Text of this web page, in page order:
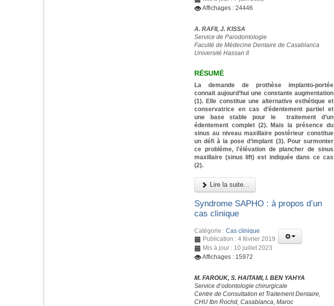
Affichages : 24446
A. RAFII, J. KISSA
Service de Parodontologie
Faculté de Médecine Dentaire de Casablanca
Université Hassan II
RÉSUMÉ
La demande de prothèse implanto-portée
connait aujourd’hui une constante augmentation
(1). Elle constitue une alternative esthétique et
conservatrice en cas d’édentement partiel et
une base stable pour le traitement d’un
édentement complet (2). Mais la présence du
sinus au niveau maxillaire postérieur constitue
un défi à la pose d’implant (3). Pour surmonter
ce problème, l'élévation de plancher de sinus
maxillaire (sinus lift) est indiquée dans ce cas
(2).
Lire la suite...
Syndrome SAPHO : à propos d’un
cas clinique
Catégorie : Cas clinique
Publication : 4 février 2019
Mis à jour : 10 juillet 2023
Affichages : 15972
M. FAROUK, S. HAITAMI, I. BEN YAHYA
Service d’odontologie chirurgicale
Centre de Consultation et Traitement Dentaire,
CHU Ibn Rochd, Casablanca, Maroc